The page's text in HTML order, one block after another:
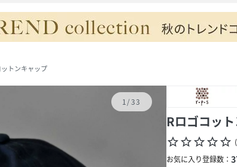
トンキャップ
1/33
Rロゴコッ
star_borderstar_borderstar_borderstar_borderstar_border (
お気に入り登録数：